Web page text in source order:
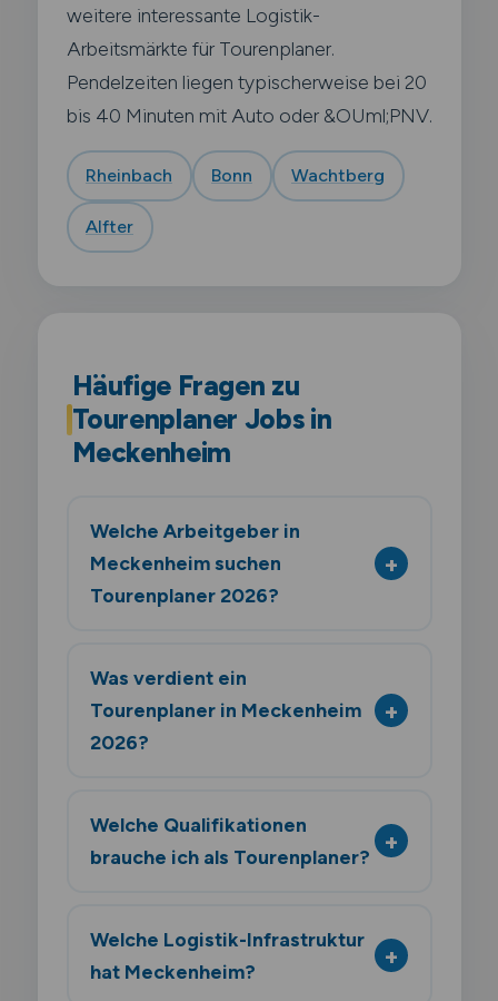
weitere interessante Logistik-
Arbeitsmärkte für Tourenplaner.
Pendelzeiten liegen typischerweise bei 20
bis 40 Minuten mit Auto oder &OUml;PNV.
Rheinbach Bonn Wachtberg
Alfter
Häufige Fragen zu
Tourenplaner Jobs in
Meckenheim
Welche Arbeitgeber in
Meckenheim suchen
Tourenplaner 2026?
Was verdient ein
Tourenplaner in Meckenheim
2026?
Welche Qualifikationen
brauche ich als Tourenplaner?
Welche Logistik-Infrastruktur
hat Meckenheim?